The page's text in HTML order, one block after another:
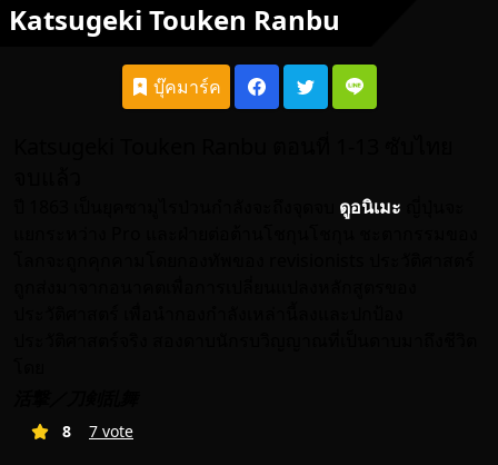
Katsugeki Touken Ranbu
บุ๊คมาร์ค
ดูอนิเมะ
8 7 vote